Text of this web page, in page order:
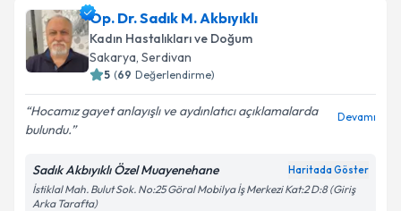
Op. Dr. Sadık M. Akbıyıklı
Kadın Hastalıkları ve Doğum
Sakarya, Serdivan
5 (69 Değerlendirme)
Hocamız gayet anlayışlı ve aydınlatıcı açıklamalarda
bulundu.
Devamı
Sadık Akbıyıklı Özel Muayenehane Haritada Göster
İstiklal Mah. Bulut Sok. No:25 Göral Mobilya İş Merkezi Kat:2 D:8 (Giriş
Arka Tarafta)